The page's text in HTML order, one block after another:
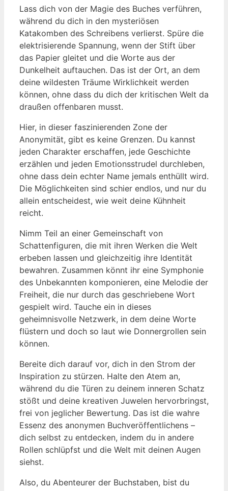
Lass dich von der Magie des Buches verführen,
während du dich in den mysteriösen
Katakomben des Schreibens verlierst. Spüre die
elektrisierende Spannung, wenn der Stift über
das Papier gleitet und die Worte aus der
Dunkelheit auftauchen. Das ist der Ort, an dem
deine wildesten Träume Wirklichkeit werden
können, ohne dass du dich der kritischen Welt da
draußen offenbaren musst.
Hier, in dieser faszinierenden Zone der
Anonymität, gibt es keine Grenzen. Du kannst
jeden Charakter erschaffen, jede Geschichte
erzählen und jeden Emotionsstrudel durchleben,
ohne dass dein echter Name jemals enthüllt wird.
Die Möglichkeiten sind schier endlos, und nur du
allein entscheidest, wie weit deine Kühnheit
reicht.
Nimm Teil an einer Gemeinschaft von
Schattenfiguren, die mit ihren Werken die Welt
erbeben lassen und gleichzeitig ihre Identität
bewahren. Zusammen könnt ihr eine Symphonie
des Unbekannten komponieren, eine Melodie der
Freiheit, die nur durch das geschriebene Wort
gespielt wird. Tauche ein in dieses
geheimnisvolle Netzwerk, in dem deine Worte
flüstern und doch so laut wie Donnergrollen sein
können.
Bereite dich darauf vor, dich in den Strom der
Inspiration zu stürzen. Halte den Atem an,
während du die Türen zu deinem inneren Schatz
stößt und deine kreativen Juwelen hervorbringst,
frei von jeglicher Bewertung. Das ist die wahre
Essenz des anonymen Buchveröffentlichens –
dich selbst zu entdecken, indem du in andere
Rollen schlüpfst und die Welt mit deinen Augen
siehst.
Also, du Abenteurer der Buchstaben, bist du